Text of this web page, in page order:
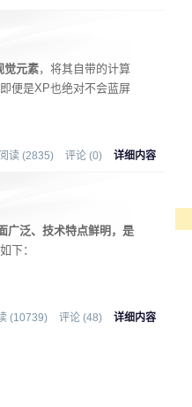
觉元素，将其自带的计算
便是XP也绝对不会蓝屏
阅读 (2835) 评论 (0) 详细内容
广泛、技术特点鲜明，是
下：
(10739) 评论 (48) 详细内容